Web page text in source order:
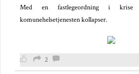
Med en fastlegeordning i
komunehelsetjenesten kollapser.
2